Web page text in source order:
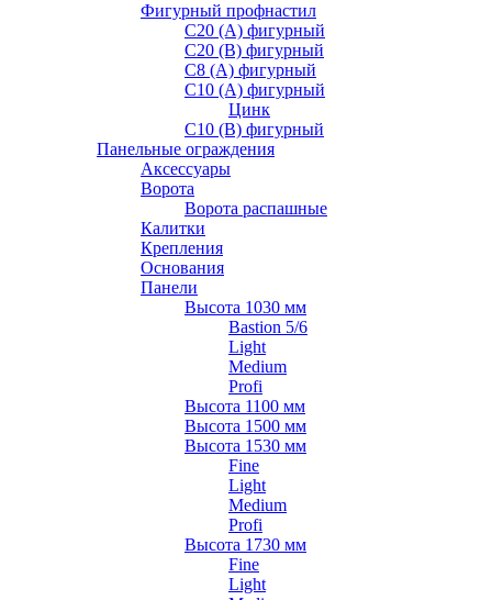
Фигурный профнастил
С20 (A) фигурный
С20 (В) фигурный
С8 (A) фигурный
С10 (A) фигурный
Цинк
С10 (В) фигурный
Панельные ограждения
Аксессуары
Ворота
Ворота распашные
Калитки
Крепления
Основания
Панели
Высота 1030 мм
Bastion 5/6
Light
Medium
Profi
Высота 1100 мм
Высота 1500 мм
Высота 1530 мм
Fine
Light
Medium
Profi
Высота 1730 мм
Fine
Light